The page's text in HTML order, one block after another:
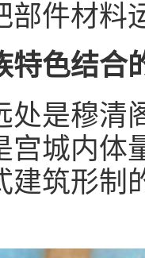
部件材料
色结合
处是穆清
宫城内体
建筑形制